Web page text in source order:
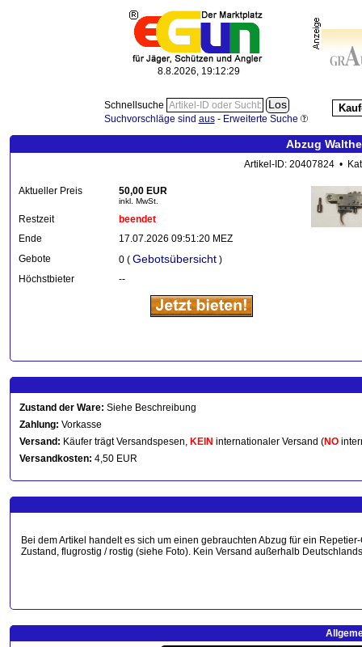
8.8.2026, 19:12:30
Schnellsuche
Suchvorschläge sind aus- Erweiterte Suche
Abzug
Artikel-ID: 20407824 •
Aktueller Preis 50,00 EUR
inkl. MwSt.
Restzeit
beendet
Ende
17.07.2026 09:51:20 MEZ
Gebote
0 ( Gebotsübersicht )
Höchstbieter
--
Zustand der Ware: Siehe Beschreibung
Zahlung: Vorkasse
Versand: Käufer trägt Versandspesen, KEIN internationaler Versand (NO
Versandkosten: 4,50 EUR
Bei dem Artikel handelt es sich um einen gebrauchten Abzug für ein
Zustand, flugrostig / rostig (siehe Foto). Kein Versand außerhalb